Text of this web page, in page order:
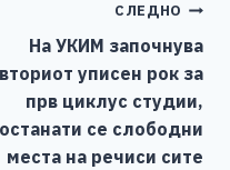
p
Li
n
k
СЛЕДНО
На УКИМ започнува
вториот уписен рок за
прв циклус студии,
останати се слободни
места на речиси сите